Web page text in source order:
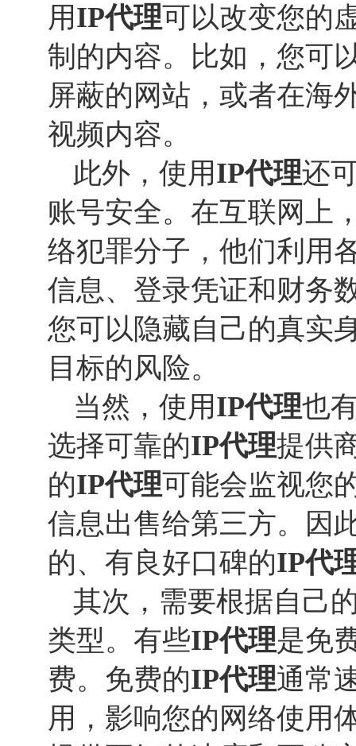
用IP代理可以改变您的
制的内容。比如，您可
屏蔽的网站，或者在海
视频内容。
此外，使用IP代理还
账号安全。在互联网上
络犯罪分子，他们利用
信息、登录凭证和财务
您可以隐藏自己的真实
目标的风险。
当然，使用IP代理也
选择可靠的IP代理提供
的IP代理可能会监视您
信息出售给第三方。因
的、有良好口碑的IP代
其次，需要根据自己
类型。有些IP代理是免
费。免费的IP代理通常
用，影响您的网络使用